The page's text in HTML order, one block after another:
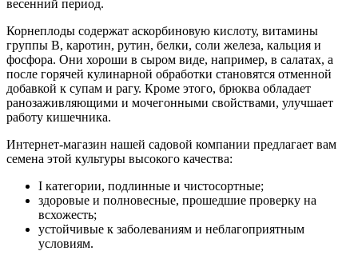
весенний период.
Корнеплоды содержат аскорбиновую кислоту, витамины
группы B, каротин, рутин, белки, соли железа, кальция и
фосфора. Они хороши в сыром виде, например, в салатах, а
после горячей кулинарной обработки становятся отменной
добавкой к супам и рагу. Кроме этого, брюква обладает
ранозаживляющими и мочегонными свойствами, улучшает
работу кишечника.
Интернет-магазин нашей садовой компании предлагает вам
семена этой культуры высокого качества:
I категории, подлинные и чистосортные;
здоровые и полновесные, прошедшие проверку на
всхожесть;
устойчивые к заболеваниям и неблагоприятным
условиям.